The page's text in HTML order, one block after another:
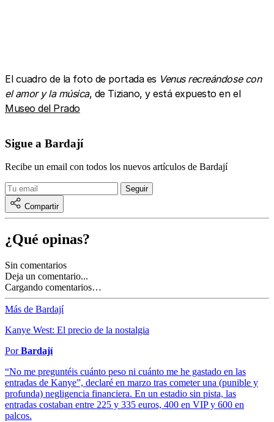
El cuadro de la foto de portada es Venus recreándose con
el amor y la música, de Tiziano, y está expuesto en el
Museo del Prado
Sigue a Bardají
Recibe un email con todos los nuevos artículos de Bardají
Compartir
¿Qué opinas?
Sin comentarios
Deja un comentario...
Cargando comentarios…
Más de Bardají
Kanye West: El precio de la nostalgia
PorBardají
“No me preguntéis cuánto peso ni cuánto me he gastado en las
entradas de Kanye”, declaré en marzo tras cometer una (punible y
profunda) negligencia financiera. En un estadio sin pista, las
entradas costaban entre 225 y 335 euros, 400 en VIP y 600 en
palcos.